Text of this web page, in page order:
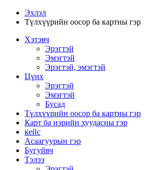
Эхлэл
Түлхүүрийн оосор ба картны гэр
Хэтэвч
Эрэгтэй
Эмэгтэй
Эрэгтэй, эмэгтэй
Цүнх
Эрэгтэй
Эмэгтэй
Бусад
Түлхүүрийн оосор ба картны гэр
Карт ба нэрийн хуудасны гэр
кейс
Асаагуурын гэр
Бугуйвч
Тэлээ